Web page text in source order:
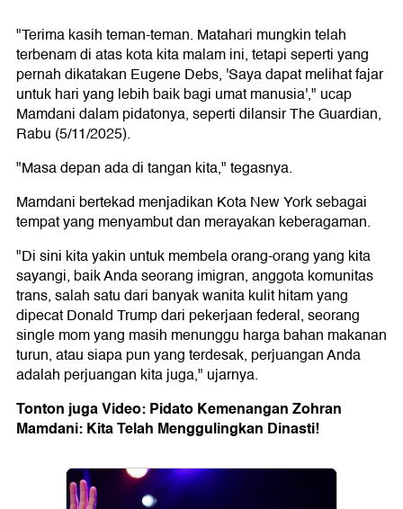
"Terima kasih teman-teman. Matahari mungkin telah
terbenam di atas kota kita malam ini, tetapi seperti yang
pernah dikatakan Eugene Debs, 'Saya dapat melihat fajar
untuk hari yang lebih baik bagi umat manusia'," ucap
Mamdani dalam pidatonya, seperti dilansir The Guardian,
Rabu (5/11/2025).
"Masa depan ada di tangan kita," tegasnya.
Mamdani bertekad menjadikan Kota New York sebagai
tempat yang menyambut dan merayakan keberagaman.
"Di sini kita yakin untuk membela orang-orang yang kita
sayangi, baik Anda seorang imigran, anggota komunitas
trans, salah satu dari banyak wanita kulit hitam yang
dipecat Donald Trump dari pekerjaan federal, seorang
single mom yang masih menunggu harga bahan makanan
turun, atau siapa pun yang terdesak, perjuangan Anda
adalah perjuangan kita juga," ujarnya.
Tonton juga Video: Pidato Kemenangan Zohran
Mamdani: Kita Telah Menggulingkan Dinasti!